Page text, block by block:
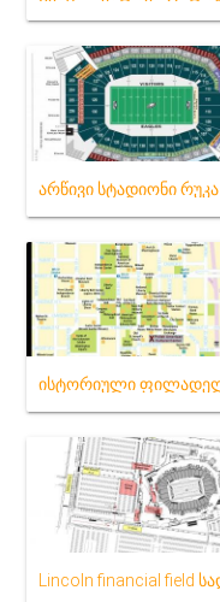
არწივი სტადიონი რუკა